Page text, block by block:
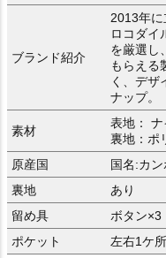
ブランド紹介
2013年
ロコダイ
を厳選し
もらえる
く、デザ
ナップ。
素材
表地：
裏地：ポ
原産国
国名:カ
裏地
あり
留め具
ボタン×3
ポケット
左右1ケ